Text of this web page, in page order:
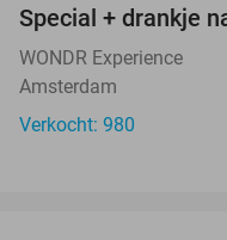
Special + drankje
WONDR Experience
Amsterdam
Verkocht: 980